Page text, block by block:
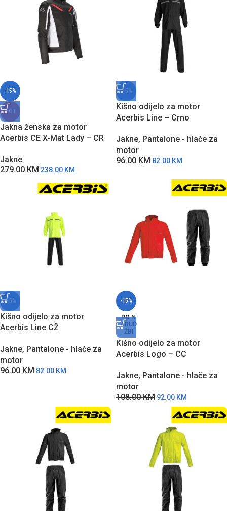
-15%
HOT
Jakna ženska za motor
Acerbis CE X-Mat Lady – CR
Jakne
279.00KM 238.00 KM
-15%
Kišno odijelo za motor
Acerbis Line – Crno
Jakne, Pantalone - hlače za
motor
96.00KM 82.00 KM
-15%
Kišno odijelo za motor
Acerbis Line CŽ
Jakne, Pantalone - hlače za
motor
96.00KM 82.00 KM
-15%
PO N
ARUD
ŽBI
Kišno odijelo za motor
Acerbis Logo – CC
Jakne, Pantalone - hlače za
motor
108.00KM 92.00 KM